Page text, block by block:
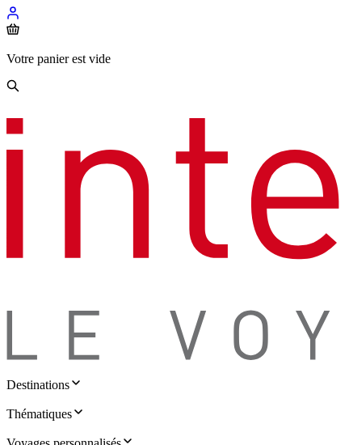
Votre panier est vide
Destinations
Thématiques